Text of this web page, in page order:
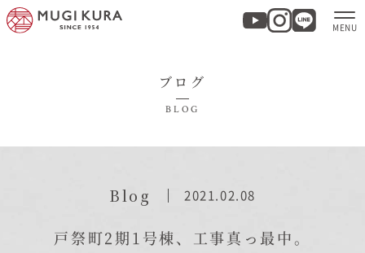
商品紹介
ブログ
BLOG
Blog 2021.02.08
戸祭町2期1号棟、工事真っ最中。